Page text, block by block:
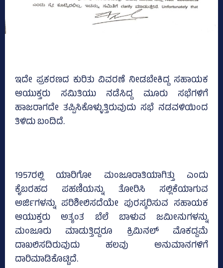
ಇದೇ ಪ್ರಕರಣದ ಕುರಿತು ವಿವರಣೆ ನೀಡಬೇಕಿದ್ದ ಸಹಾಯಕ
ಆಯುಕ್ತರು ಸಮಿತಿಯು ನಡೆಸಿದ್ದ ಮೂರು ಸಭೆಗಳಿಗೆ
ಹಾಜರಾಗದೇ ತಪ್ಪಿಸಿಕೊಳ್ಳುತ್ತಿರುವುದು ಸಭೆ ನಡವಳಿಯಿಂದ
ತಿಳಿದು ಬಂದಿದೆ.
1957ರಲ್ಲಿ ಯಾರಿಗೋ ಮಂಜೂರಾತಿಯಾಗಿತ್ತು ಎಂದು
ಕೈಬರಹದ ಪಹಣಿಯನ್ನು ತೋರಿಸಿ ಸಲ್ಲಿಕೆಯಾಗುವ
ಅರ್ಜಿಗಳನ್ನು ಪರಿಶೀಲಿಸದೆಯೇ ಪುರಸ್ಕರಿಸುವ ಸಹಾಯಕ
ಆಯುಕ್ತರು ಅತ್ಯಂತ ಬೆಲೆ ಬಾಳುವ ಜಮೀನುಗಳನ್ನು
ಮಂಜೂರು ಮಾಡುತ್ತಿದ್ದರೂ ಕ್ರಿಮಿನಲ್‌ ಮೊಕದ್ದಮೆ
ದಾಖಲಿಸದಿರುವುದು ಹಲವು ಅನುಮಾನಗಳಿಗೆ
ದಾರಿಮಾಡಿಕೊಟ್ಟಿದೆ.